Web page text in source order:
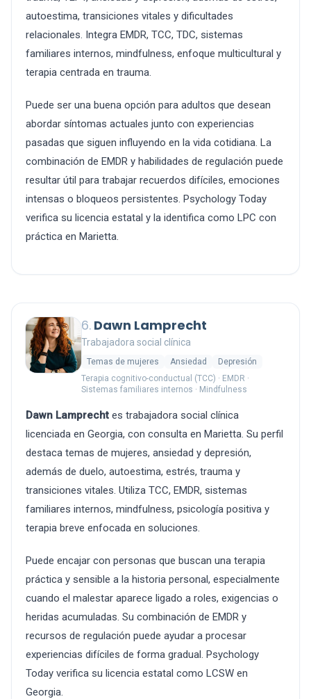
autoestima, transiciones vitales y dificultades
relacionales. Integra EMDR, TCC, TDC, sistemas
familiares internos, mindfulness, enfoque multicultural y
terapia centrada en trauma.
Puede ser una buena opción para adultos que desean
abordar síntomas actuales junto con experiencias
pasadas que siguen influyendo en la vida cotidiana. La
combinación de EMDR y habilidades de regulación puede
resultar útil para trabajar recuerdos difíciles, emociones
intensas o bloqueos persistentes. Psychology Today
verifica su licencia estatal y la identifica como LPC con
práctica en Marietta.
6. Dawn Lamprecht
Trabajadora social clínica
Temas de mujeres Ansiedad
Depresión
Terapia cognitivo-conductual (TCC) · EMDR ·
Sistemas familiares internos · Mindfulness
Dawn Lamprecht es trabajadora social clínica
licenciada en Georgia, con consulta en Marietta. Su perfil
destaca temas de mujeres, ansiedad y depresión,
además de duelo, autoestima, estrés, trauma y
transiciones vitales. Utiliza TCC, EMDR, sistemas
familiares internos, mindfulness, psicología positiva y
terapia breve enfocada en soluciones.
Puede encajar con personas que buscan una terapia
práctica y sensible a la historia personal, especialmente
cuando el malestar aparece ligado a roles, exigencias o
heridas acumuladas. Su combinación de EMDR y
recursos de regulación puede ayudar a procesar
experiencias difíciles de forma gradual. Psychology
Today verifica su licencia estatal como LCSW en
Georgia.